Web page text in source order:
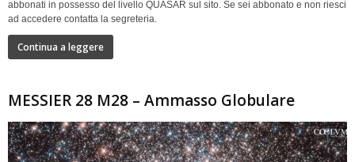
abbonati in possesso del livello QUASAR sul sito. Se sei abbonato e non riesci
ad accedere contatta la segreteria.
Continua a leggere
MESSIER 28 M28 – Ammasso Globulare